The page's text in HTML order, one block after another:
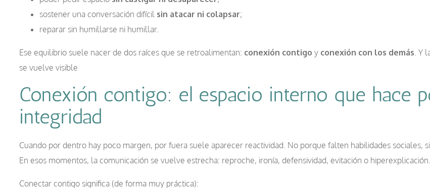
sostener una conversación difícil sin atacar ni colapsar;
reparar sin humillarse ni humillar.
Ese equilibrio suele nacer de dos raíces que se retroalimentan: conexión contigo y conexión con los demás . Y
se vuelve visible
Conexión contigo: el espacio interno que hace
integridad
Cuando por dentro hay poco margen, por fuera suele aparecer reactividad. No porque falten habilidades sociales,
En esos momentos, la comunicación se vuelve estrecha: reproche, ironía, defensividad, evitación o hiperexplicación.
Conectar contigo significa (de forma muy práctica):